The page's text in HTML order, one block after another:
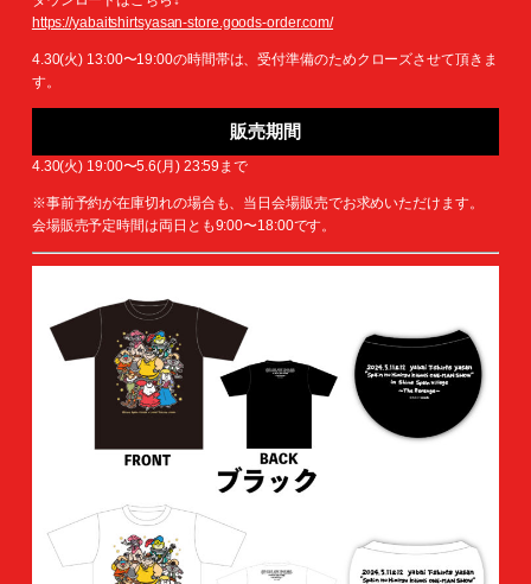
https://yabaitshirtsyasan-store.goods-order.com/
4.30(火) 13:00〜19:00の時間帯は、受付準備のためクローズさせて頂きま
す。
販売期間
4.30(火) 19:00〜5.6(月) 23:59まで
※事前予約が在庫切れの場合も、当日会場販売でお求めいただけます。
会場販売予定時間は両日とも9:00〜18:00です。